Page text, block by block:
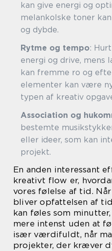
kan give energi og
melankolske toner
og dybde.
Rytme og tempo:
energi og drive, mens
kan fremme ro og
elementer kan være
typen af kreativ
Association og
bestemte
eller ideer, som kan
projekt.
En anden interessant
kreativt flow er,
vores følelse af tid.
bliver opfattelsen af
kan føles som
mere intenst uden at
især værdifuldt, når
projekter, der kræver